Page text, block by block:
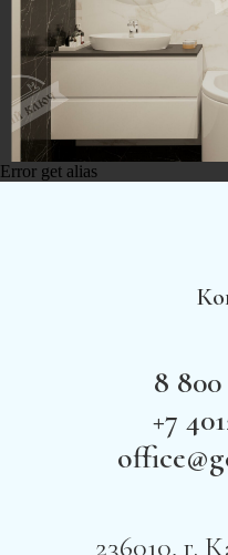
Error get alias
8 800
+7
236010, г.